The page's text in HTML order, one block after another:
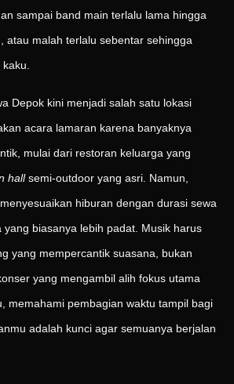
sampai band main terlalu lama hingga
atau malah terlalu sebentar sehingga
Depok kini menjadi salah satu lokasi
acara lamaran karena banyaknya
mulai dari restoran keluarga yang
hallsemi-outdoor yang asri. Namun,
hiburan dengan durasi sewa
biasanya lebih padat. Musik harus
yang mempercantik suasana, bukan
yang mengambil alih fokus utama
memahami pembagian waktu tampil bagi
adalah kunci agar semuanya berjalan